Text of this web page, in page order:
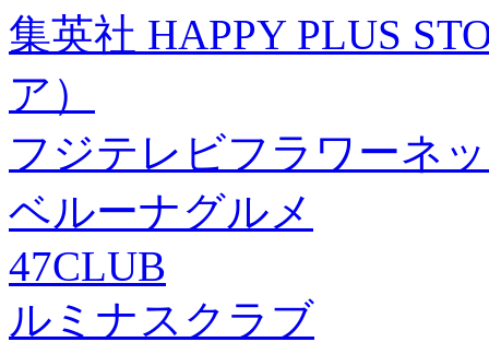
集英社 HAPPY PLUS
ア）
フジテレビフラワーネ
ベルーナグルメ
47CLUB
ルミナスクラブ